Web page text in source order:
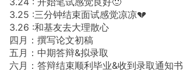
3.25 :三分钟结束面试感觉凉凉💔
3.26 :和基友去大理散心
四月：撰写论文初稿
五月：中期答辩&拟录取
六月：答辩结束顺利毕业&收到录取通知书